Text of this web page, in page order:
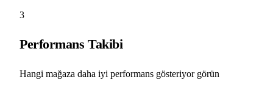
3
Performans Takibi
Hangi mağaza daha iyi performans gösteriyor görün